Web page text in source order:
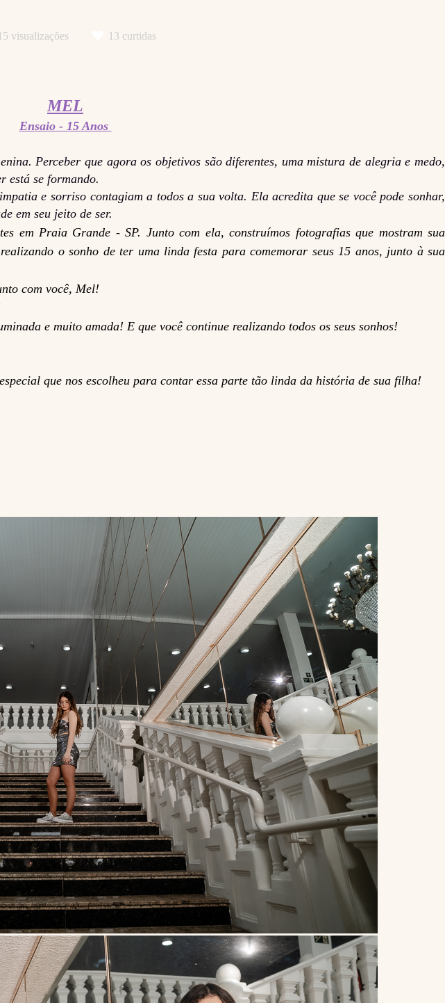
visualizações 13 curtidas
MEL
Ensaio - 15 Anos
Perceber que agora os objetivos são diferentes, uma mistura de alegria e medo,
está se formando.
e sorriso contagiam a todos a sua volta. Ela acredita que se você pode sonhar,
em seu jeito de ser.
em Praia Grande - SP. Junto com ela, construímos fotografias que mostram sua
o sonho de ter uma linda festa para comemorar seus 15 anos, junto à sua
com você, Mel!
e muito amada! E que você continue realizando todos os seus sonhos!
que nos escolheu para contar essa parte tão linda da história de sua filha!